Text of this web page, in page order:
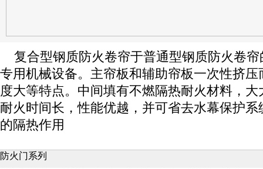
复合型钢质防火卷帘于普通型钢质防火卷
专用机械设备。主帘板和辅助帘板一次性挤
度大等特点。中间填有不燃隔热耐火材料，
耐火时间长，性能优越，并可省去水幕保护
的隔热作用
防火门系列